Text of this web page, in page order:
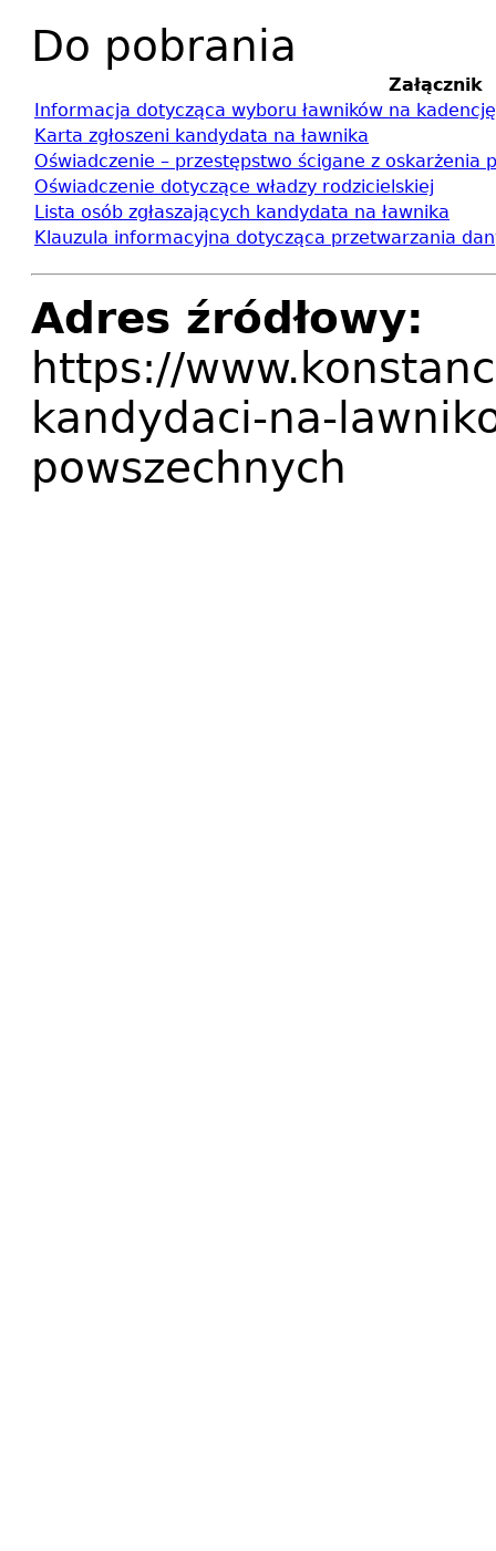
Do pobrania
Załącznik
Informacja dotycząca wyboru ławników na
Karta zgłoszeni kandydata na ławnika
Oświadczenie – przestępstwo ścigane z
Oświadczenie dotyczące władzy rodzicielskiej
Lista osób zgłaszających kandydata na ławnika
Klauzula informacyjna dotycząca przetwarzania
Adres źródłowy:
https://
kandydaci-na-
powszechnych